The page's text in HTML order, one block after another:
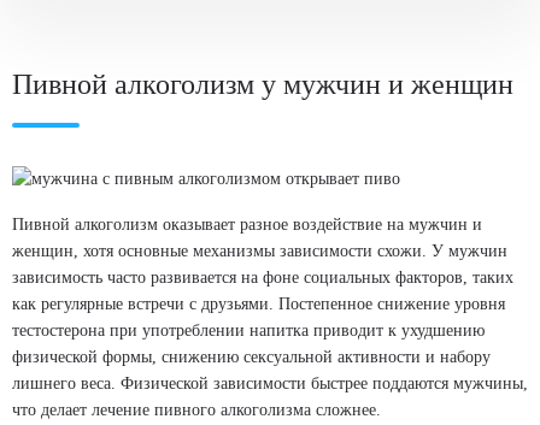
Пивной алкоголизм у мужчин и женщин
Пивной алкоголизм оказывает разное воздействие на мужчин и
женщин, хотя основные механизмы зависимости схожи. У мужчин
зависимость часто развивается на фоне социальных факторов, таких
как регулярные встречи с друзьями. Постепенное снижение уровня
тестостерона при употреблении напитка приводит к ухудшению
физической формы, снижению сексуальной активности и набору
лишнего веса. Физической зависимости быстрее поддаются мужчины,
что делает лечение пивного алкоголизма сложнее.